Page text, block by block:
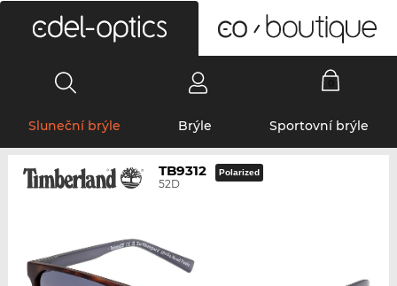
Sluneční brýle Brýle Sportovní brýle
TB9312
52D
Polarized